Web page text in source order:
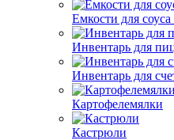
Емкости для
Инвентарь для
Инвентарь для
Картофелемялки
Кастрюли